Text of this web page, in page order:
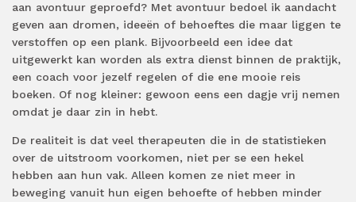
aan avontuur geproefd? Met avontuur bedoel ik aandacht
geven aan dromen, ideeën of behoeftes die maar liggen te
verstoffen op een plank. Bijvoorbeeld een idee dat
uitgewerkt kan worden als extra dienst binnen de praktijk,
een coach voor jezelf regelen of die ene mooie reis
boeken. Of nog kleiner: gewoon eens een dagje vrij nemen
omdat je daar zin in hebt.
De realiteit is dat veel therapeuten die in de statistieken
over de uitstroom voorkomen, niet per se een hekel
hebben aan hun vak. Alleen komen ze niet meer in
beweging vanuit hun eigen behoefte of hebben minder